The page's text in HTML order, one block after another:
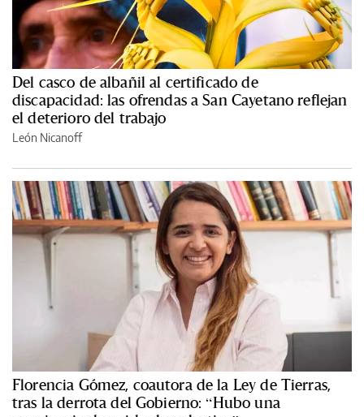
Del casco de albañil al certificado de
discapacidad: las ofrendas a San Cayetano reflejan
el deterioro del trabajo
León Nicanoff
Florencia Gómez, coautora de la Ley de Tierras,
tras la derrota del Gobierno: “Hubo una